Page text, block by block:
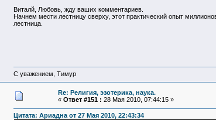
Виталй, Любовь, жду ваших комментариев.
Начнем мести лестницу сверху, этот практический опыт
лестница.
С уважением, Тимур
Re: Религия, эзотерика, наука.
« Ответ #151 : 28 Мая 2010, 07:44:15 »
Цитата: Ариадна от 27 Мая 2010, 22:43:34